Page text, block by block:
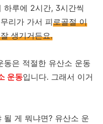
하루에 2시간, 3시간씩
리가 가서 피로골절 이
생기거든요.
동은 적절한 유산소 운동
운동입니다. 그래서 이거
될 게 뭐냐면? 유산소 운